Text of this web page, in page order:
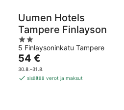
Uumen Hotels
Tampere Finlayson
2
out
of
5
5 Finlaysoninkatu Tampere
Hinta
on
54 €
54 €
30.8.–31.8.
sisältää verot ja maksut